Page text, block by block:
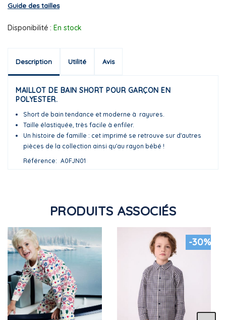
Guide des tailles
Disponibilité : En stock
Description Utilité Avis
MAILLOT DE BAIN SHORT POUR GARÇON EN
POLYESTER.
Short de bain tendance et moderne à rayures.
Taille élastiquée, très facile à enfiler.
Un histoire de famille : cet imprimé se retrouve sur d'autres
pièces de la collection ainsi qu'au rayon bébé !
Référence
A0FJN01
PRODUITS ASSOCIÉS
-30%